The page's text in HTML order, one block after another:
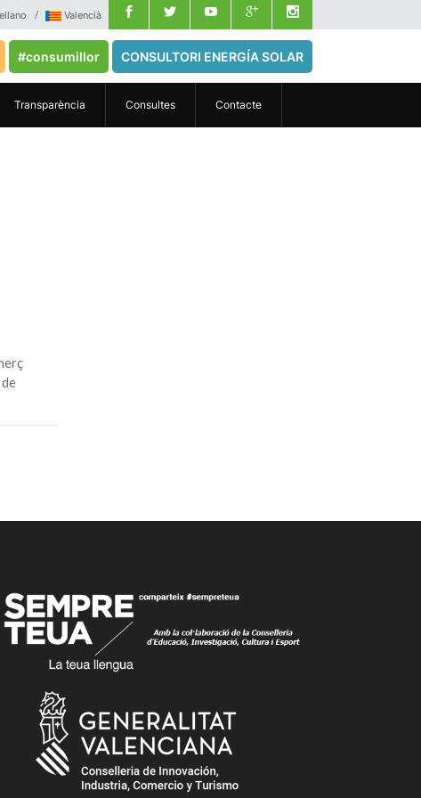
Valencià
#consumillor CONSULTORI ENERGÍA SOLAR
Transparència Consultes Contacte